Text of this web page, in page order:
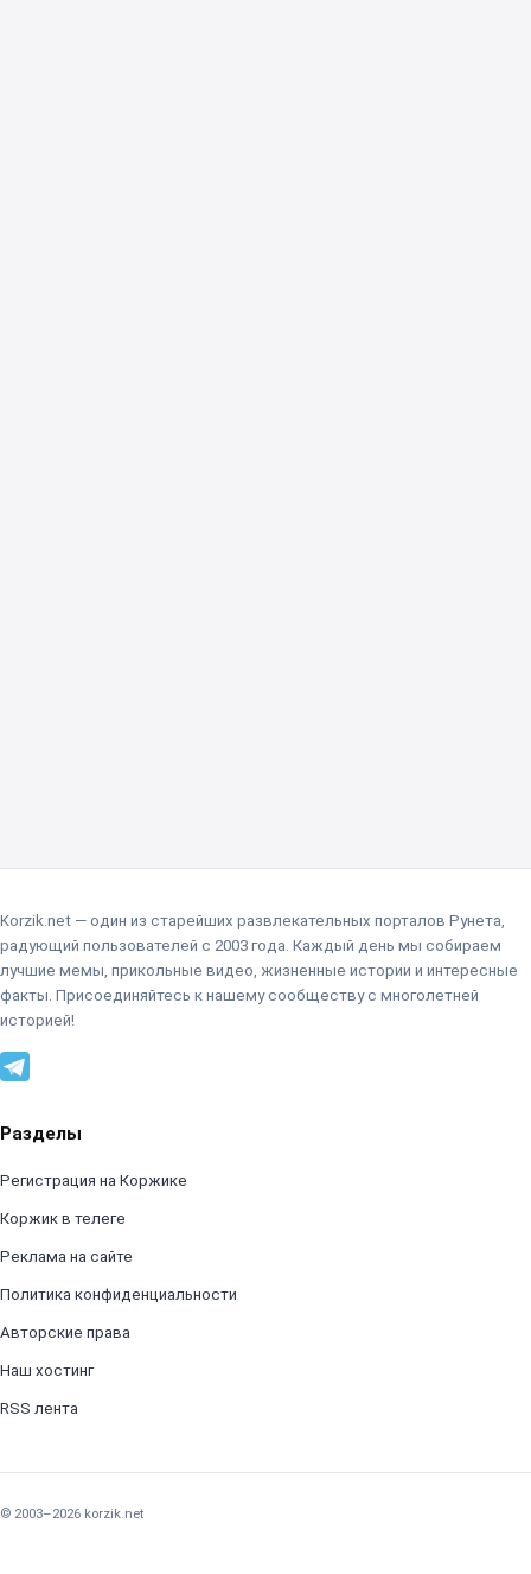
Korzik.net — один из старейших развлекательных порталов Рунета,
радующий пользователей с 2003 года. Каждый день мы собираем
лучшие мемы, прикольные видео, жизненные истории и интересные
факты. Присоединяйтесь к нашему сообществу с многолетней
историей!
Разделы
Регистрация на Коржике
Коржик в телеге
Реклама на сайте
Политика конфиденциальности
Авторские права
Наш хостинг
RSS лента
© 2003–2026 korzik.net